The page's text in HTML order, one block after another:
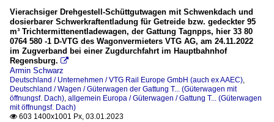
Vierachsiger Drehgestell-Schüttgutwagen mit Schwenkdach und
dosierbarer Schwerkraftentladung für Getreide bzw. gedeckter 95
m³ Trichtermittenentladewagen, der Gattung Tagnpps, hier 33 80
0764 580 -1 D-VTG des Wagonvermieters VTG AG, am 24.11.2022
im Zugverband bei einer Zugdurchfahrt im Hauptbahnhof
Regensburg. 
Armin Schwarz
Deutschland / Unternehmen / VTG Rail Europe GmbH (auch ex AAEC),
Deutschland / Wagen / Güterwagen der Gattung T... (Güterwagen mit
öffnungsf. Dach), allgemein Europa / Güterwagen / Gattung T... (Güterwagen
mit öffnungsf. Dach)
 603 1400x1001 Px, 03.01.2023